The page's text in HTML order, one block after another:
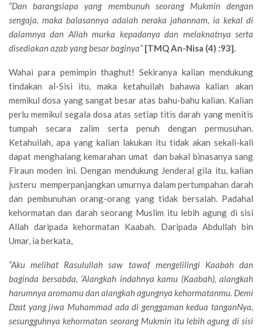
“Dan barangsiapa yang membunuh seorang Mukmin dengan
sengaja, maka balasannya adalah neraka jahannam, ia kekal di
dalamnya dan Allah murka kepadanya dan melaknatnya serta
disediakan azab yang besar baginya”[TMQ An-Nisa (4) :93].
Wahai para pemimpin thaghut! Sekiranya kalian mendukung
tindakan al-Sisi itu, maka ketahuilah bahawa kalian akan
memikul dosa yang sangat besar atas bahu-bahu kalian. Kalian
perlu memikul segala dosa atas setiap titis darah yang menitis
tumpah secara zalim serta penuh dengan permusuhan.
Ketahuilah, apa yang kalian lakukan itu tidak akan sekali-kali
dapat menghalang kemarahan umat dan bakal binasanya sang
Firaun moden ini. Dengan mendukung Jenderal gila itu, kalian
justeru memperpanjangkan umurnya dalam pertumpahan darah
dan pembunuhan orang-orang yang tidak bersalah. Padahal
kehormatan dan darah seorang Muslim itu lebih agung di sisi
Allah daripada kehormatan Kaabah. Daripada Abdullah bin
Umar, ia berkata,
“Aku melihat Rasulullah saw tawaf mengelilingi Kaabah dan
baginda bersabda, ‘Alangkah indahnya kamu (Kaabah), alangkah
harumnya aromamu dan alangkah agungnya kehormatanmu. Demi
Dzat yang jiwa Muhammad ada di genggaman kedua tanganNya,
sesungguhnya kehormatan seorang Mukmin itu lebih agung di sisi